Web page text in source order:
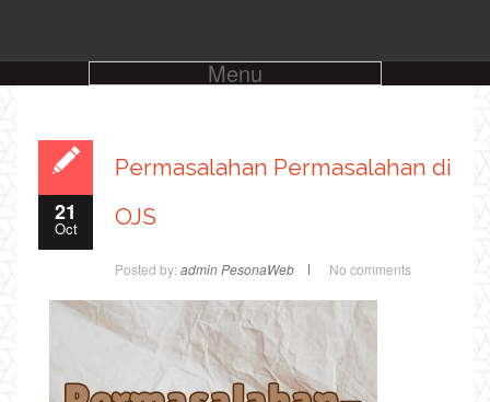
Menu
21
Oct
Permasalahan Permasalahan di
OJS
Posted by: admin PesonaWeb No comments